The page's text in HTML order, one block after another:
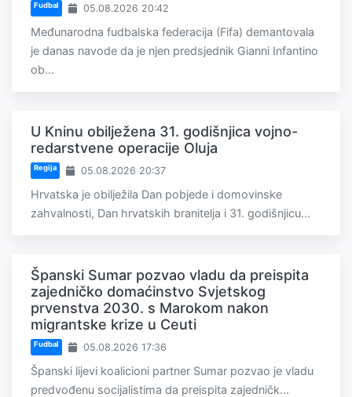
Fudbal 05.08.2026 20:42
Međunarodna fudbalska federacija (Fifa) demantovala
je danas navode da je njen predsjednik Gianni Infantino
ob...
U Kninu obilježena 31. godišnjica vojno-
redarstvene operacije Oluja
Regija 05.08.2026 20:37
Hrvatska je obilježila Dan pobjede i domovinske
zahvalnosti, Dan hrvatskih branitelja i 31. godišnjicu...
Španski Sumar pozvao vladu da preispita
zajedničko domaćinstvo Svjetskog
prvenstva 2030. s Marokom nakon
migrantske krize u Ceuti
Fudbal 05.08.2026 17:36
Španski lijevi koalicioni partner Sumar pozvao je vladu
predvođenu socijalistima da preispita zajedničk...